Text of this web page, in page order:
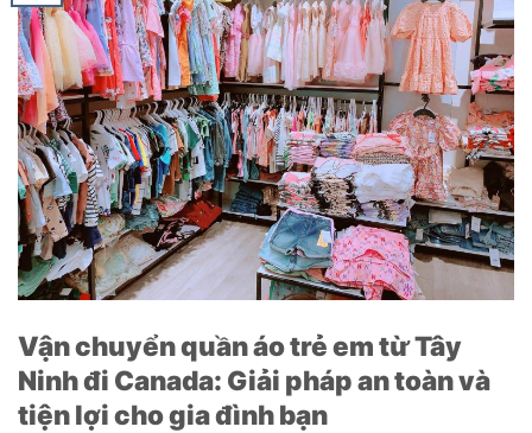
Vận chuyển quần áo trẻ em từ Tây
Ninh đi Canada: Giải pháp an toàn và
tiện lợi cho gia đình bạn